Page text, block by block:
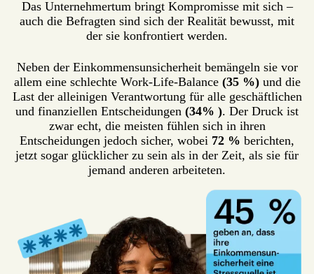
Das Unternehmertum bringt Kompromisse mit sich –
auch die Befragten sind sich der Realität bewusst, mit
der sie konfrontiert werden.
Neben der Einkommensunsicherheit bemängeln sie vor
allem eine schlechte Work-Life-Balance (35 %)und die
Last der alleinigen Verantwortung für alle geschäftlichen
und finanziellen Entscheidungen (34% ). Der Druck ist
zwar echt, die meisten fühlen sich in ihren
Entscheidungen jedoch sicher, wobei 72 % berichten,
jetzt sogar glücklicher zu sein als in der Zeit, als sie für
jemand anderen arbeiteten.